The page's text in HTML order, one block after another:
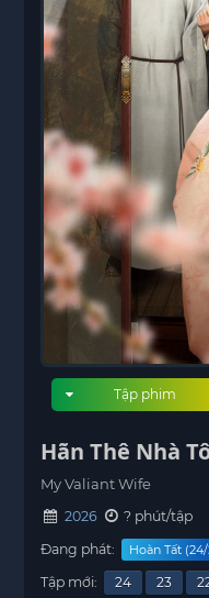
Tập phim
Hãn Thê Nhà
My Valiant Wife
2026
? phút/tập
Đang phát:
Hoàn Tất
Tập mới: 24 23